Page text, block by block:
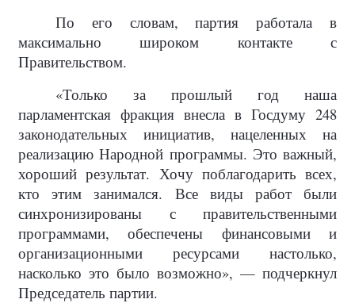
По его словам, партия работала в
максимально широком контакте с
Правительством.
«Только за прошлый год наша
парламентская фракция внесла в Госдуму 248
законодательных инициатив, нацеленных на
реализацию Народной программы. Это важный,
хороший результат. Хочу поблагодарить всех,
кто этим занимался. Все виды работ были
синхронизированы с правительственными
программами, обеспечены финансовыми и
организационными ресурсами настолько,
насколько это было возможно», — подчеркнул
Председатель партии.